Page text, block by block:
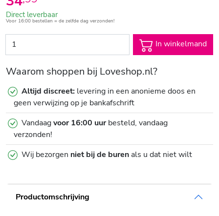
Direct leverbaar
Voor 16:00 bestellen = de zelfde dag verzonden!
In winkelmand
Waarom shoppen bij Loveshop.nl?
Altijd discreet: levering in een anonieme doos en
geen verwijzing op je bankafschrift
Vandaagvoor 16:00 uurbesteld, vandaag
verzonden!
Wij bezorgen niet bij de burenals u dat niet wilt
Productomschrijving